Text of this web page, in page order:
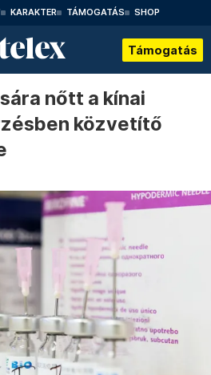
KARAKTER TÁMOGATÁS SHOP
Támogatás
nőtt a kínai
közvetítő